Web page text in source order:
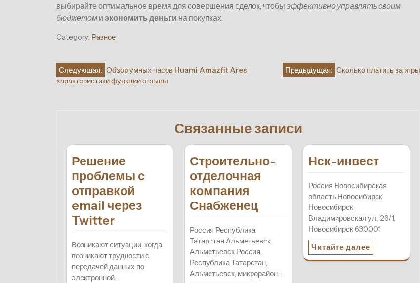
выбирайте оптимальное время для совершения сделок, чтобы эффективно управлять своим
бюджетом и экономить деньги на покупках.
Category: Разное
Навигация
Предыдущая: Сколько платить за игры
Следующая: Обзор умных часов Huami Amazfit Ares
характеристики функции отзывы
Связанные записи
Решение
проблемы с
отправкой
email через
Twitter
Возникают ситуации, когда
возникают трудности с
передачей данных по
электронной…
Строительно-
отделочная
компания
Снабженец
Россия Республика
Татарстан Альметьевск
Альметьевск Россия,
Республика Татарстан,
Альметьевск, микрорайон…
Нск-инвест
Россия Новосибирская
область Новосибирск
Новосибирск
Владимировская ул., 26/1,
Новосибирск 630001
Читайте далее